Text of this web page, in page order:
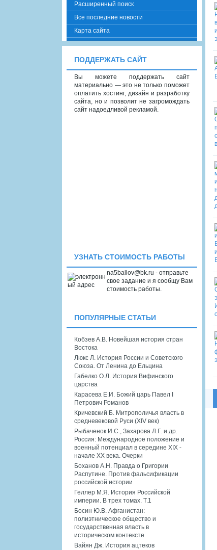
Расширенный поиск
Все последние новости
Карта сайта
ПОДДЕРЖАТЬ САЙТ
Вы можете поддержать сайт
материально — это не только поможет
оплатить хостинг, дизайн и разработку
сайта, но и позволит не загромождать
сайт надоедливой рекламой.
УЗНАТЬ СТОИМОСТЬ РАБОТЫ
na5ballov@bk.ru - отправьте
свое задание и я сообщу Вам
стоимость работы.
ПОПУЛЯРНЫЕ СТАТЬИ
Кобзев А.В. Новейшая история стран
Востока
Люкс Л. История России и Советского
Союза. От Ленина до Ельцина
Габелко О.Л. История Вифинского
царства
Карасева Е.И. Божий царь Павел I
Петрович Романов
Кричевский Б. Митрополичья власть в
средневековой Руси (XIV век)
Рыбаченок И.С., Захарова Л.Г. и др.
Россия: Международное положение и
военный потенциал в середине XIX -
начале XX века. Очерки
Боханов А.Н. Правда о Григории
Распутине. Против фальсификации
российской истории
Геллер М.Я. История Российской
империи. В трех томах. Т.1
Босин Ю.В. Афганистан:
полиэтническое общество и
государственная власть в
историческом контексте
Вайян Дж. История ацтеков